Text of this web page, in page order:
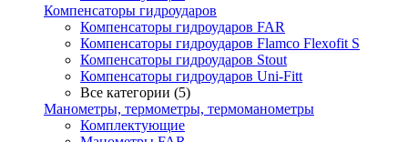
Компенсаторы гидроударов
Компенсаторы гидроударов FAR
Компенсаторы гидроударов Flamco Flexofit S
Компенсаторы гидроударов Stout
Компенсаторы гидроударов Uni-Fitt
Все категории (5)
Манометры, термометры, термоманометры
Комплектующие